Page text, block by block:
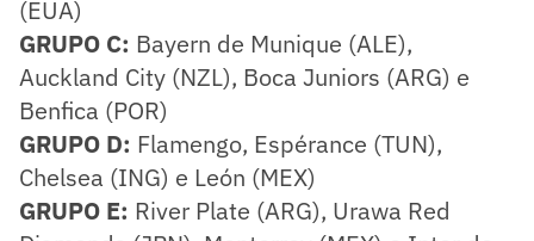
(EUA)
GRUPO C: Bayern de Munique (ALE),
Auckland City (NZL), Boca Juniors (ARG) e
Benfica (POR)
GRUPO D: Flamengo, Espérance (TUN),
Chelsea (ING) e León (MEX)
GRUPO E: River Plate (ARG), Urawa Red